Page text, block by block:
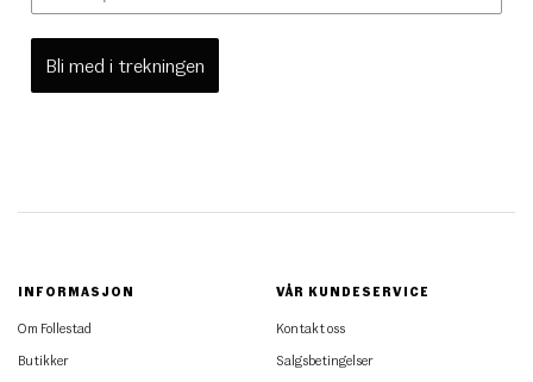
Bli med i trekningen
INFORMASJON
Om Follestad
Butikker
VÅR KUNDESERVICE
Kontakt oss
Salgsbetingelser